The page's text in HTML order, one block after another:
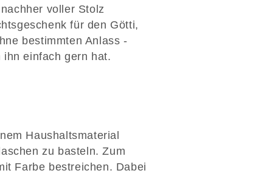
voller Stolz
für den Götti,
bestimmten Anlass -
einfach gern hat.
Haushaltsmaterial
zu basteln. Zum
Farbe bestreichen. Dabei